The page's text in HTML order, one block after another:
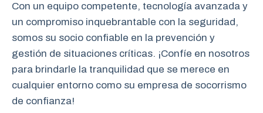
Con un equipo competente, tecnología avanzada y
un compromiso inquebrantable con la seguridad,
somos su socio confiable en la prevención y
gestión de situaciones críticas. ¡Confíe en nosotros
para brindarle la tranquilidad que se merece en
cualquier entorno como su empresa de socorrismo
de confianza!